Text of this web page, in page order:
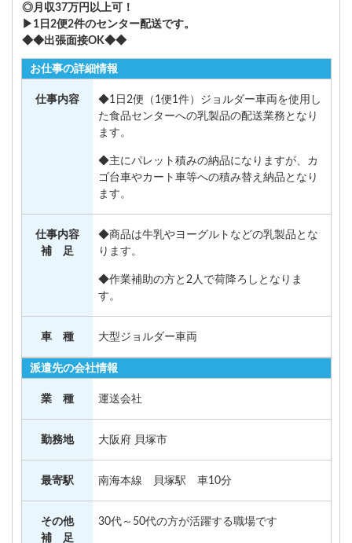
◎月収37万円以上可！
▶1日2便2件のセンター配送です。
◆◆出張面接OK◆◆
お仕事の詳細情報
仕事内容
◆1日2便（1便1件）ジョルダー車両を使用し
た食品センターへの乳製品の配送業務となり
ます。
◆主にパレット積みの納品になりますが、カ
ゴ台車やカート車等への積み替え納品となり
ます。
仕事内容
補 足
◆商品は牛乳やヨーグルトなどの乳製品とな
ります。
◆作業補助の方と2人で荷降ろしとなりま
す。
車 種 大型ジョルダー車両
派遣先の会社情報
業 種 運送会社
勤務地 大阪府 貝塚市
最寄駅 南海本線 貝塚駅 車10分
その他
補 足
30代～50代の方が活躍する職場です